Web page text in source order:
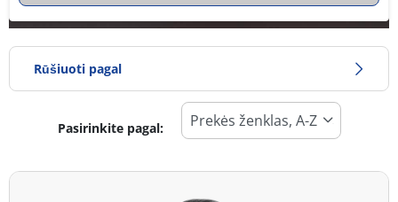
Rūšiuoti pagal
Padangos tipas
Visi tipai (50)
Pasirinkite pagal: